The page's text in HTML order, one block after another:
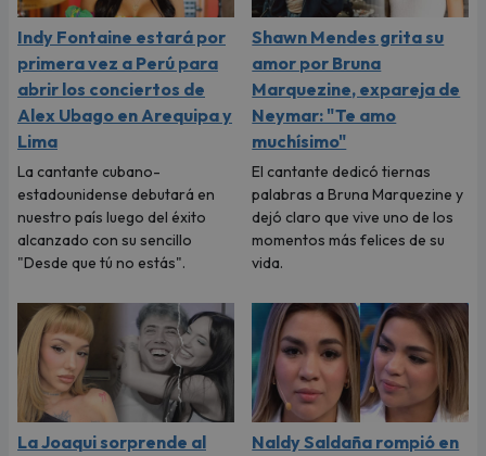
Indy Fontaine estará por
primera vez a Perú para
abrir los conciertos de
Alex Ubago en Arequipa y
Lima
La cantante cubano-
estadounidense debutará en
nuestro país luego del éxito
alcanzado con su sencillo
"Desde que tú no estás".
Shawn Mendes grita su
amor por Bruna
Marquezine, expareja de
Neymar: "Te amo
muchísimo"
El cantante dedicó tiernas
palabras a Bruna Marquezine y
dejó claro que vive uno de los
momentos más felices de su
vida.
La Joaqui sorprende al
Naldy Saldaña rompió en